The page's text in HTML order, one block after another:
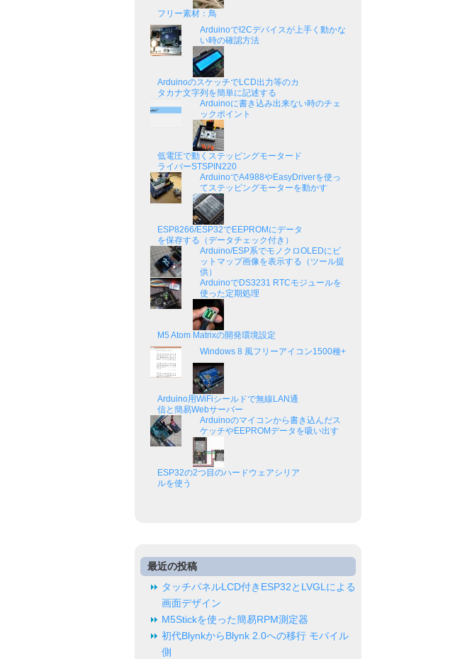
フリー素材：鳥
ArduinoでI2Cデバイスが上手く動かな
い時の確認方法
ArduinoのスケッチでLCD出力等のカ
タカナ文字列を簡単に記述する
Arduinoに書き込み出来ない時のチェ
ックポイント
低電圧で動くステッピングモータード
ライバーSTSPIN220
ArduinoでA4988やEasyDriverを使っ
てステッピングモーターを動かす
ESP8266/ESP32でEEPROMにデータ
を保存する（データチェック付き）
Arduino/ESP系でモノクロOLEDにビ
ットマップ画像を表示する（ツール提
供）
ArduinoでDS3231 RTCモジュールを
使った定期処理
M5 Atom Matrixの開発環境設定
Windows 8 風フリーアイコン1500種+
Arduino用WiFiシールドで無線LAN通
信と簡易Webサーバー
Arduinoのマイコンから書き込んだス
ケッチやEEPROMデータを吸い出す
ESP32の2つ目のハードウェアシリア
ルを使う
最近の投稿
タッチパネルLCD付きESP32とLVGLによる
画面デザイン
M5Stickを使った簡易RPM測定器
初代BlynkからBlynk 2.0への移行 モバイル
側